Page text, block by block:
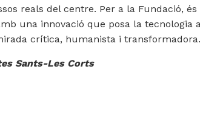
reals del centre. Per a la Fundació,
una innovació que posa la tecnologia
crítica, humanista i transformadora.
Sants-Les Corts